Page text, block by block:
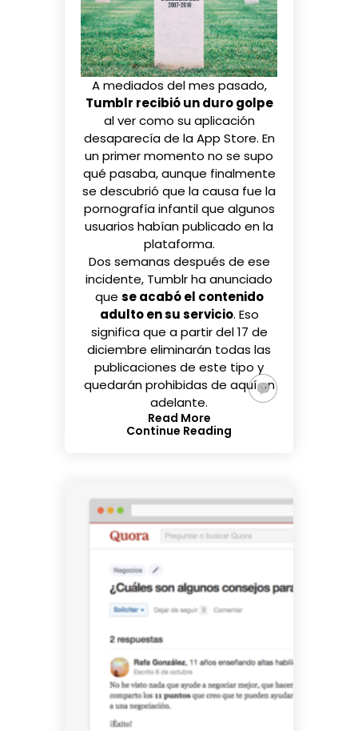
A mediados del mes pasado,
Tumblr recibió un duro golpe
al ver como su aplicación
desaparecía de la App Store. En
un primer momento no se supo
qué pasaba, aunque finalmente
se descubrió que la causa fue la
pornografía infantil que algunos
usuarios habían publicado en la
plataforma.
Dos semanas después de ese
incidente, Tumblrha anunciado
que se acabó el contenido
adulto en su servicio. Eso
significa que a partir del 17 de
diciembre eliminarán todas las
publicaciones de este tipo y
quedarán prohibidas de aquí en
adelante.
Read More
Continue Reading